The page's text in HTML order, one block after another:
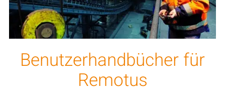
Benutzerhandbücher für
Remotus